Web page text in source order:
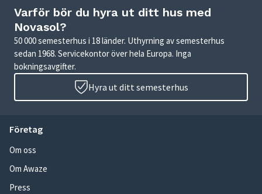
Varför bör du hyra ut ditt hus med
Novasol?
50 000 semesterhus i 18 länder. Uthyrning av semesterhus
sedan 1968. Servicekontor över hela Europa. Inga
bokningsavgifter.
Hyra ut ditt semesterhus
Företag
Om oss
Om Awaze
Press